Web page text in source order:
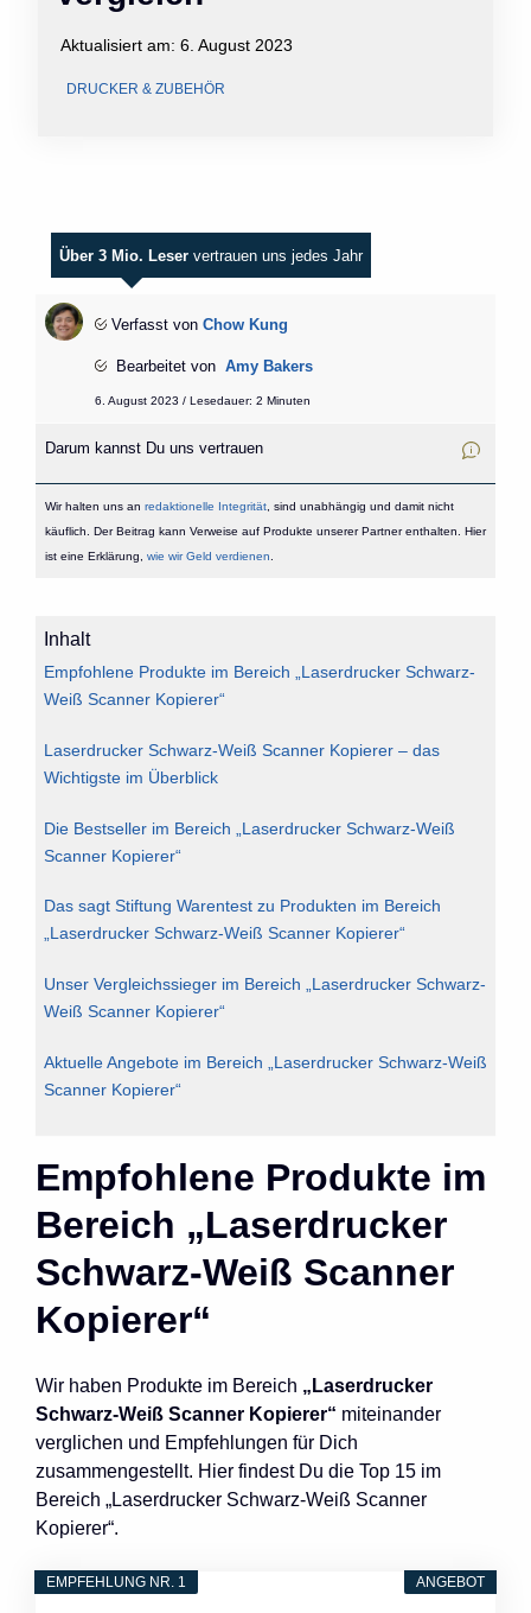
Aktualisiert am: 6. August 2023
DRUCKER & ZUBEHÖR
Über 3 Mio. Leser vertrauen uns jedes Jahr
Verfasst von Chow Kung
Bearbeitet von Amy Bakers
6. August 2023 / Lesedauer: 2 Minuten
Darum kannst Du uns vertrauen
Wir halten uns an redaktionelle Integrität, sind unabhängig und damit nicht
käuflich. Der Beitrag kann Verweise auf Produkte unserer Partner enthalten. Hier
ist eine Erklärung, wie wir Geld verdienen
Inhalt
Empfohlene Produkte im Bereich „Laserdrucker Schwarz-
Weiß Scanner Kopierer“
Laserdrucker Schwarz-Weiß Scanner Kopierer – das
Wichtigste im Überblick
Die Bestseller im Bereich „Laserdrucker Schwarz-Weiß
Scanner Kopierer“
Das sagt Stiftung Warentest zu Produkten im Bereich
„Laserdrucker Schwarz-Weiß Scanner Kopierer“
Unser Vergleichssieger im Bereich „Laserdrucker Schwarz-
Weiß Scanner Kopierer“
Aktuelle Angebote im Bereich „Laserdrucker Schwarz-Weiß
Scanner Kopierer“
Empfohlene Produkte im
Bereich „Laserdrucker
Schwarz-Weiß Scanner
Kopierer“
Wir haben Produkte im Bereich „Laserdrucker
Schwarz-Weiß Scanner Kopierer“ miteinander
verglichen und Empfehlungen für Dich
zusammengestellt. Hier findest Du die Top 15 im
Bereich „Laserdrucker Schwarz-Weiß Scanner
Kopierer“.
ANGEBOT
EMPFEHLUNG NR. 1